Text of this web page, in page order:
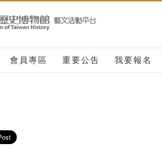
會員專區 重要公告 我要報名